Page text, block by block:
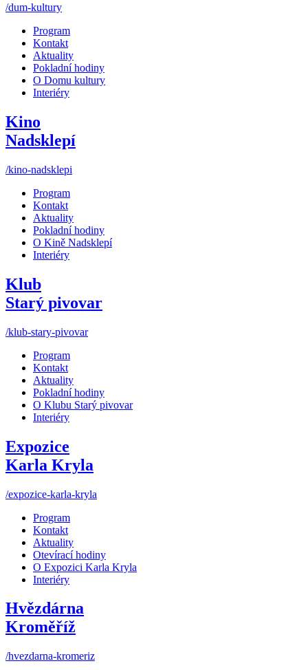
/dum-kultury
Program
Kontakt
Aktuality
Pokladní hodiny
O Domu kultury
Interiéry
Kino
Nadsklepí
/kino-nadsklepi
Program
Kontakt
Aktuality
Pokladní hodiny
O Kině Nadsklepí
Interiéry
Klub
Starý pivovar
/klub-stary-pivovar
Program
Kontakt
Aktuality
Pokladní hodiny
O Klubu Starý pivovar
Interiéry
Expozice
Karla Kryla
/expozice-karla-kryla
Program
Kontakt
Aktuality
Otevírací hodiny
O Expozici Karla Kryla
Interiéry
Hvězdárna
Kroměříž
/hvezdarna-kromeriz